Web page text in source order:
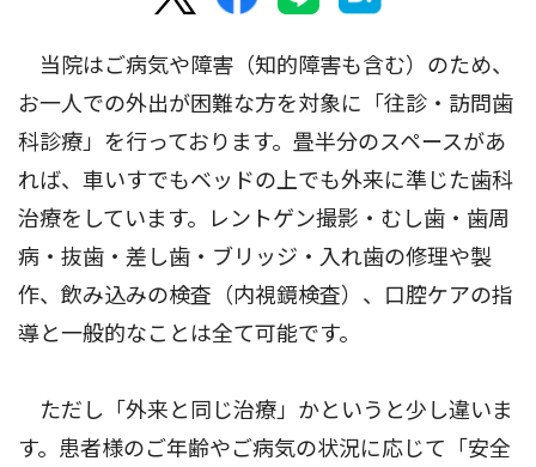
当院はご病気や障害（知的障害も含む）のため、
お一人での外出が困難な方を対象に「往診・訪問歯
科診療」を行っております。畳半分のスペースがあ
れば、車いすでもベッドの上でも外来に準じた歯科
治療をしています。レントゲン撮影・むし歯・歯周
病・抜歯・差し歯・ブリッジ・入れ歯の修理や製
作、飲み込みの検査（内視鏡検査）、口腔ケアの指
導と一般的なことは全て可能です。
ただし「外来と同じ治療」かというと少し違いま
す。患者様のご年齢やご病気の状況に応じて「安全